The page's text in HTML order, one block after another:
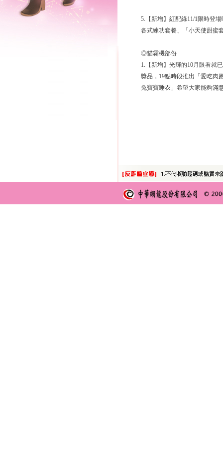
5.【新增】紅配綠11/1限時登
各式練功套餐、「小天使甜蜜
◎貓霸機部份
1.【新增】光輝的10月眼看就
獎品，19點時段推出「愛吃肉
兔寶寶睡衣」希望大家能夠滿